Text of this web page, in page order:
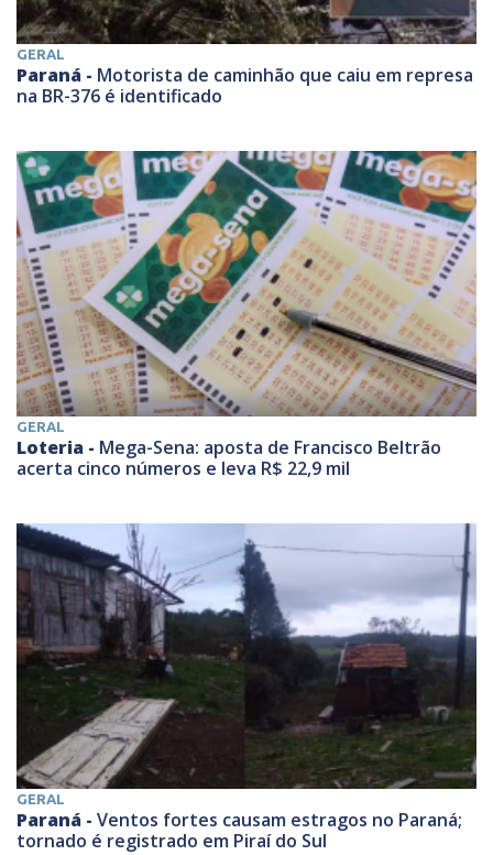
GERAL
Paraná - Motorista de caminhão que caiu em represa
na BR-376 é identificado
GERAL
Loteria - Mega-Sena: aposta de Francisco Beltrão
acerta cinco números e leva R$ 22,9 mil
GERAL
Paraná - Ventos fortes causam estragos no Paraná;
tornado é registrado em Piraí do Sul